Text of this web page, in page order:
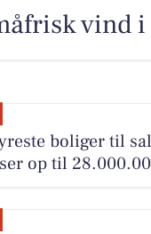
vind
boliger til
op til